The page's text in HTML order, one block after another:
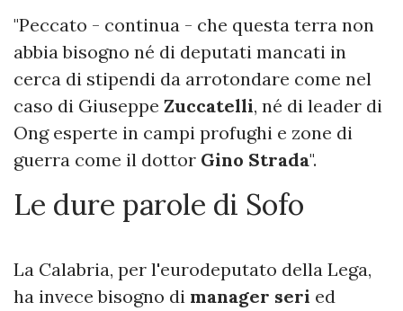
"Peccato - continua - che questa terra non
abbia bisogno né di deputati mancati in
cerca di stipendi da arrotondare come nel
caso di Giuseppe Zuccatelli, né di leader di
Ong esperte in campi profughi e zone di
guerra come il dottor Gino Strada".
Le dure parole di Sofo
La Calabria, per l'eurodeputato della Lega,
ha invece bisogno di manager seri ed